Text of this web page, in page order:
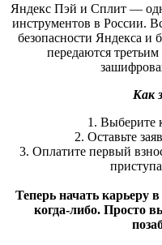
Яндекс Пэй и Сплит —
инструментов в России.
безопасности Яндекса и
передаются
Как
1. Выберите
2. Оставьте
3. Оплатите первый
Теперь начать карьеру
когда-либо. Просто